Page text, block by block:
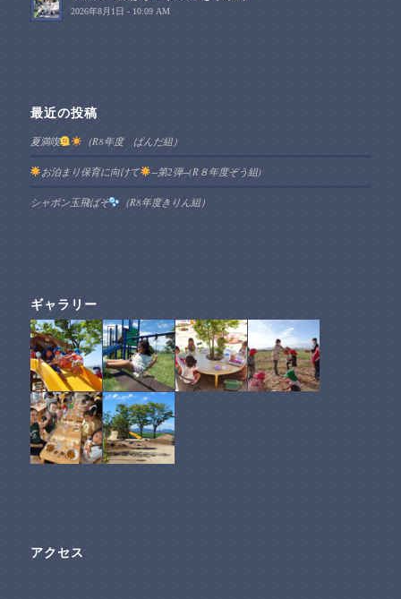
2026年8月1日 - 10:09 AM
最近の投稿
夏満喫 （R8年度 ぱんだ組）
お泊まり保育に向けて −第2弾−(R８年度ぞう組)
シャボン玉飛ばそ （R8年度きりん組）
ギャラリー
アクセス